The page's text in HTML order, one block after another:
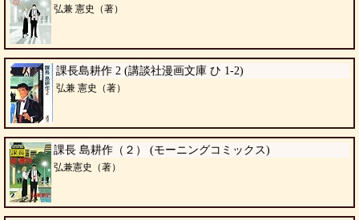
弘兼 憲史（著）
課長島耕作 2 (講談社漫画文庫 ひ 1-2)
弘兼 憲史（著）
課長 島耕作（２） (モーニングコミックス)
弘兼憲史（著）